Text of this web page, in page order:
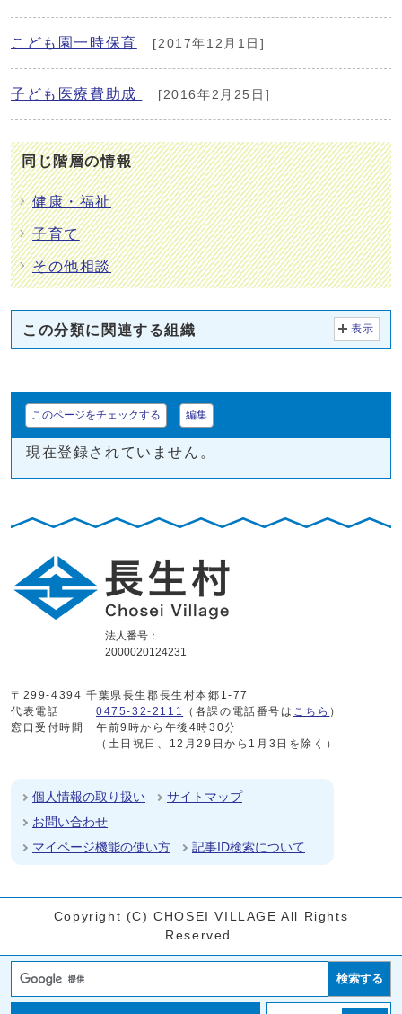
こども園一時保育 [2017年12月1日]
子ども医療費助成 [2016年2月25日]
同じ階層の情報
健康・福祉
子育て
その他相談
この分類に関連する組織 表示
このページをチェックする 編集
現在登録されていません。
法人番号：
2000020124231
〒299-4394 千葉県長生郡長生村本郷1-77
代表電話
0475-32-2111 （各課の電話番号は こちら ）
窓口受付時間
午前9時から午後4時30分
（土日祝日、12月29日から1月3日を除く）
個人情報の取り扱い
サイトマップ
お問い合わせ
マイページ機能の使い方
記事ID検索について
Copyright (C) CHOSEI VILLAGE All Rights
Reserved.
検索する